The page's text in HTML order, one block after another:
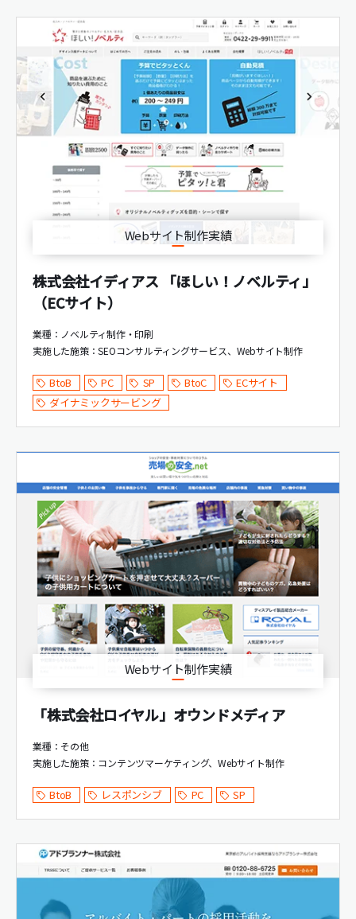
Webサイト制作実績
株式会社イディアス 「ほしい！ノベルティ」
（ECサイト）
業種：ノベルティ制作・印刷
実施した施策：SEOコンサルティングサービス Webサイト制作
BtoB PC SP BtoC
ECサイト
ダイナミックサービング
Webサイト制作実績
「株式会社ロイヤル」オウンドメディア
業種：その他
実施した施策： コンテンツマーケティング Webサイト制作
BtoB レスポンシブ PC SP